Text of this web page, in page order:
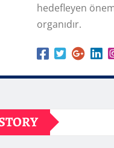
hedefleyen
organıdır.